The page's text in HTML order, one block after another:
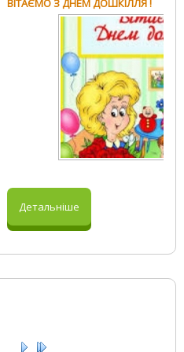
1 2 3 4 5